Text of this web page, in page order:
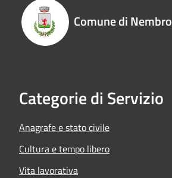
Comune di Nembro
Categorie di Servizio
Anagrafe e stato civile
Cultura e tempo libero
Vita lavorativa